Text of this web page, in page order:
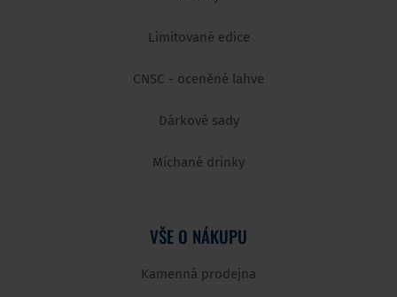
Limitované edice
CNSC - oceněné lahve
Dárkové sady
Míchané drinky
VŠE O NÁKUPU
Kamenná prodejna